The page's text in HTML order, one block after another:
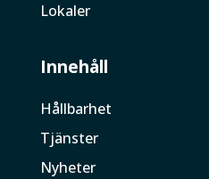
Lokaler
Innehåll
Hållbarhet
Tjänster
Nyheter